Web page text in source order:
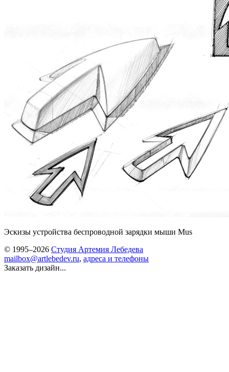
Эскизы устройства беспроводной зарядки мыши Mus
© 1995–2026 Студия Артемия Лебедева
mailbox@artlebedev.ru, адреса и телефоны
Заказать дизайн...